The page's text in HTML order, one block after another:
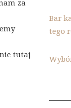
za
tutaj
Bar
tego